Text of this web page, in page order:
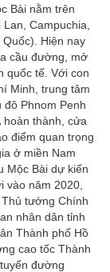
Bài nằm trên
Campuchia,
Hiện nay
cầu đường, mở
quốc tế. Với con
Minh, trung tâm
đô Phnom Penh
hoàn thành, cửa
điểm quan trọng
ở miền Nam
Mộc Bài dự kiến
vào năm 2020,
tướng Chính
nhân dân tỉnh
Thành phố Hồ
cao tốc Thành
đường